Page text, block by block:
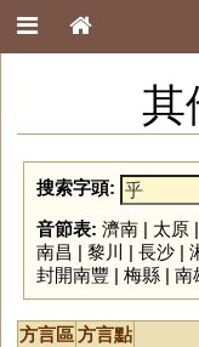
其
搜索字頭:
音節表: 濟南| 太原|
南昌 | 黎川 | 長沙|
封開南豐 | 梅縣| 南
方言區方言點